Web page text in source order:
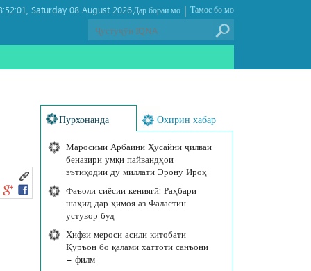
Saturday 08 August 2026 , Тамос бо мо
|
Дар бораи мо
Пурхонанда Охирин хабар
Маросими Арбаини Ҳусайнӣ ҷилваи
беназири умқи пайвандҳои
эътиқодии ду миллати Эрону Ироқ
Фаъоли сиёсии кениягӣ: Раҳбари
шаҳид дар ҳимоя аз Фаластин
устувор буд
Ҳифзи мероси асили китобати
Қуръон бо қалами хаттоти санъонӣ
+ филм